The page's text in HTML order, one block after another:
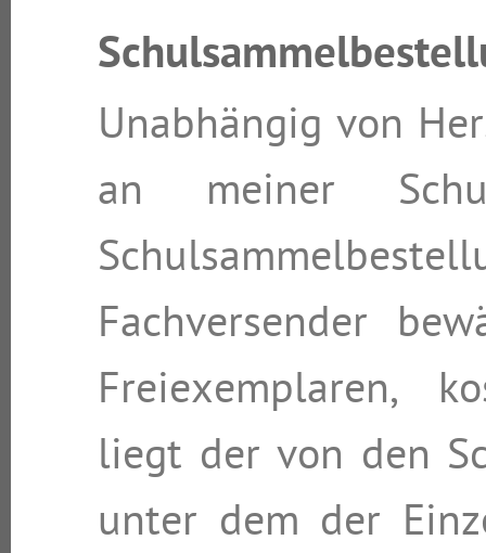
Unabhängig von
an meiner
Fachversender
Freiexemplaren,
liegt der von den
unter dem der